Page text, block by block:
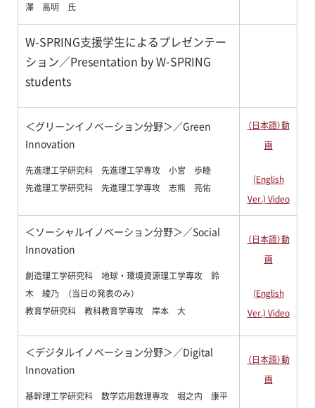
澤 高明 氏
W-SPRING支援学生によるプレゼンテー
ション／Presentation by W-SPRING
students
＜グリーンイノベーション分野＞／Green
Innovation
先進理工学研究科 先進理工学専攻 小宮 歩睦
先進理工学研究科 先進理工学専攻 志熊 亮佑
（日本語）動
画
(English
Ver.) Video
＜ソーシャルイノベーション分野＞／Social
Innovation
創造理工学研究科 地球・環境資源理工学専攻 鈴
木 綾乃 （当日の発表のみ）
教育学研究科 教科教育学専攻 岸本 大
（日本語）動
画
(English
Ver.) Video
＜デジタルイノベーション分野＞／Digital
Innovation
基幹理工学研究科 数学応用数理専攻 堀之内 康平
（日本語）動
画